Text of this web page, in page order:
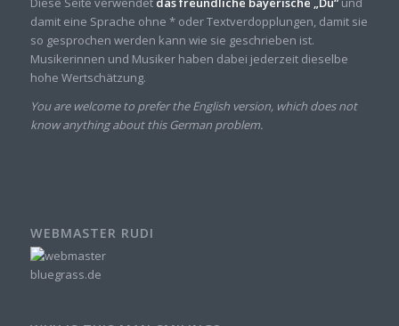
damit eine Sprache ohne * oder Textverdopplungen, damit sie
so gesprochen werden kann wie sie geschrieben ist.
Musikerinnen und Musiker haben dabei jederzeit dieselbe
hohe Wertschätzung.
You are welcome to prefer the English version, which does not
know anything about this German problem.
WEBMASTER RUDI